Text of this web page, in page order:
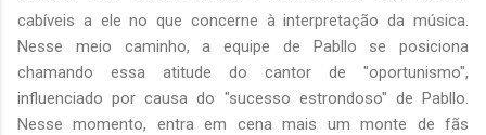
cabíveis a ele no que concerne à interpretação da música.
Nesse meio caminho, a equipe de Pabllo se posiciona
chamando essa atitude do cantor de "oportunismo",
influenciado por causa do "sucesso estrondoso" de Pabllo.
Nesse momento, entra em cena mais um monte de fãs